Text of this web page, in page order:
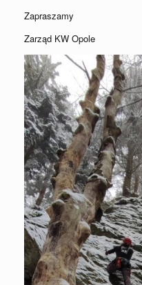
Zapraszamy
Zarząd KW Opole